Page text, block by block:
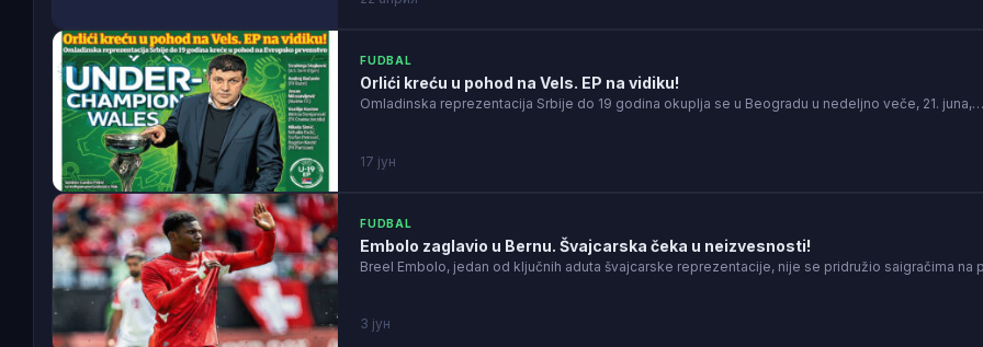
FUDBAL
Orlići kreću u pohod na Vels. EP na vidiku!
Omladinska reprezentacija Srbije do 19 godina okuplja se u Beogradu u nedeljno veče, 21. juna,…
17 јун
FUDBAL
Embolo zaglavio u Bernu. Švajcarska čeka u neizvesnosti!
Breel Embolo, jedan od ključnih aduta švajcarske reprezentacije, nije se pridružio saigračima na
3 јун